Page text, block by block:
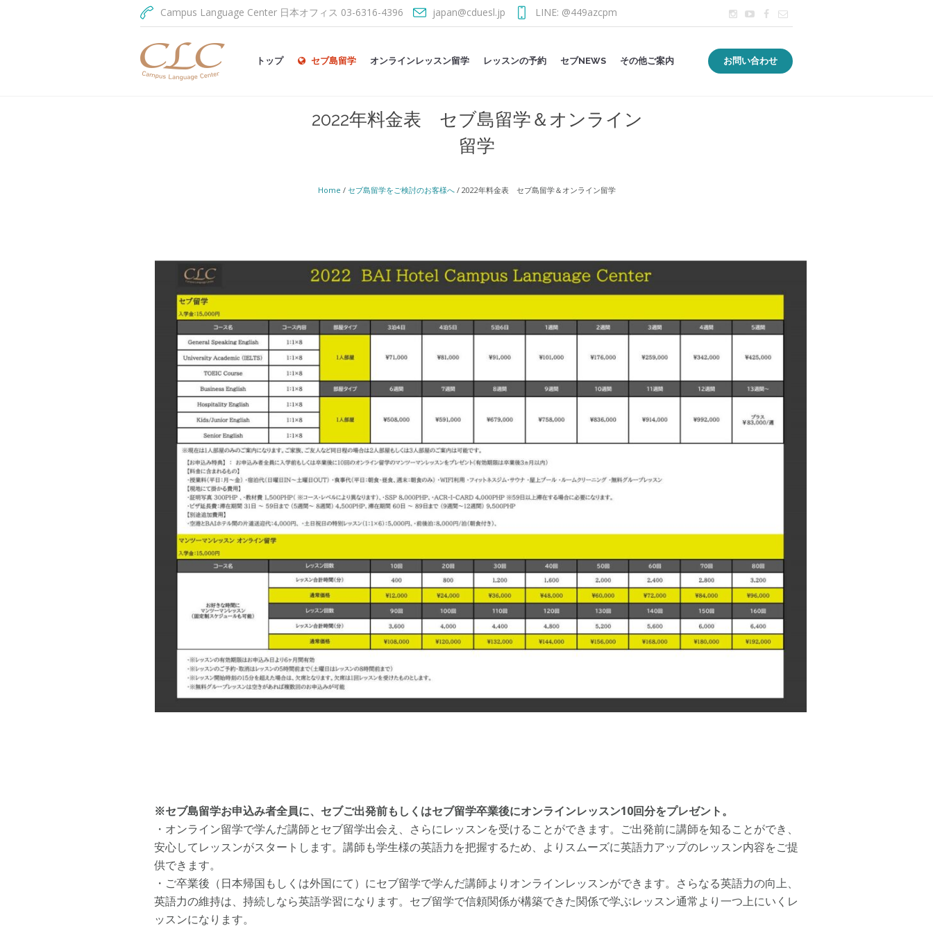
Campus Language Center 日本オフィス 03-6316-4396 japan@cduesl.jp LINE: @449azcpm
お問い合わせ
トップ セブ島留学 オンラインレッスン留学 レッスンの予約 セブNEWS その他ご案内
2022年料金表 セブ島留学＆オンライン
留学
Home / セブ島留学をご検討のお客様へ / 2022年料金表 セブ島留学＆オンライン留学
※セブ島留学お申込み者全員に、セブご出発前もしくはセブ留学卒業後にオンラインレッスン10回分をプレゼント。
・オンライン留学で学んだ講師とセブ留学出会え、さらにレッスンを受けることができます。ご出発前に講師を知ることができ、
安心してレッスンがスタートします。講師も学生様の英語力を把握するため、よりスムーズに英語力アップのレッスン内容をご提
供できます。
・ご卒業後（日本帰国もしくは外国にて）にセブ留学で学んだ講師よりオンラインレッスンができます。さらなる英語力の向上、
英語力の維持は、持続しなら英語学習になります。セブ留学で信頼関係が構築できた関係で学ぶレッスン通常より一つ上にいくレ
ッスンになります。